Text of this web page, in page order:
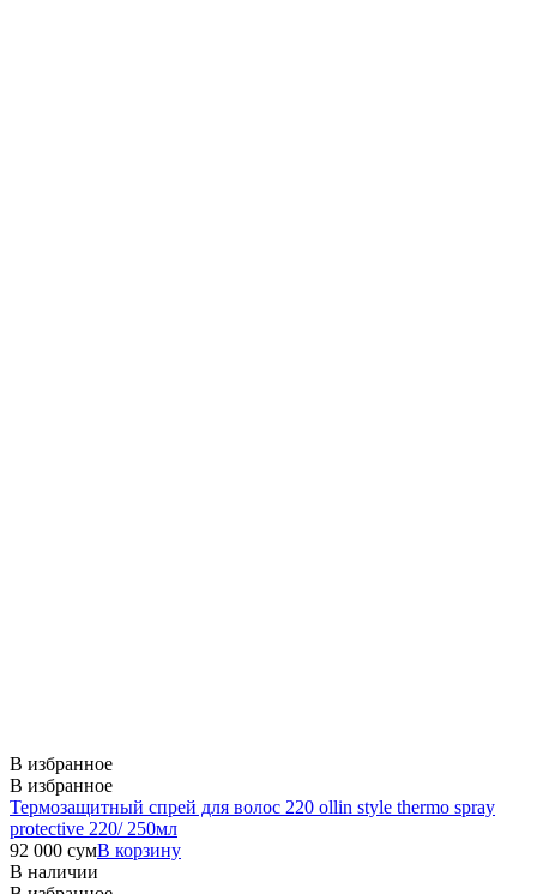
В избранное
В избранное
Термозащитный спрей для волос 220 ollin style thermo spray
protective 220/ 250мл
92 000 сумВ корзину
В наличии